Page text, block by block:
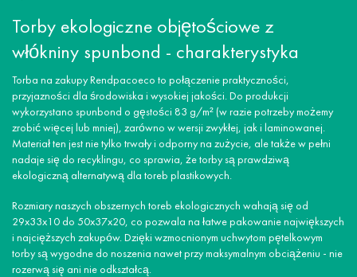
Torby ekologiczne objętościowe z
włókniny spunbond - charakterystyka
Torba na zakupy Rendpacoeco to połączenie praktyczności,
przyjazności dla środowiska i wysokiej jakości. Do produkcji
wykorzystano spunbond o gęstości 83 g/m² (w razie potrzeby możemy
zrobić więcej lub mniej), zarówno w wersji zwykłej, jak i laminowanej.
Materiał ten jest nie tylko trwały i odporny na zużycie, ale także w pełni
nadaje się do recyklingu, co sprawia, że torby są prawdziwą
ekologiczną alternatywą dla toreb plastikowych.
Rozmiary naszych obszernych toreb ekologicznych wahają się od
29x33x10 do 50x37x20, co pozwala na łatwe pakowanie największych
i najcięższych zakupów. Dzięki wzmocnionym uchwytom pętelkowym
torby są wygodne do noszenia nawet przy maksymalnym obciążeniu - nie
rozerwą się ani nie odkształcą.